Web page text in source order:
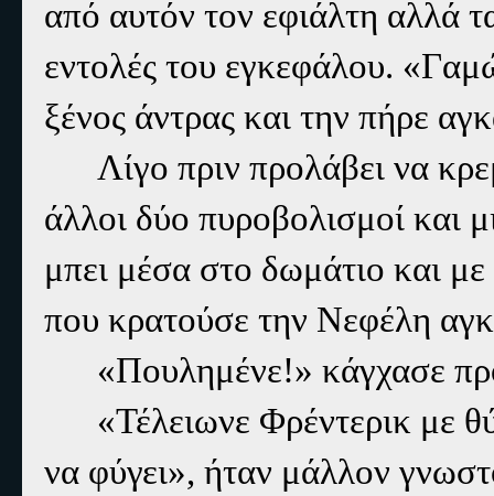
από αυτόν τον εφιάλτη αλλά
εντολές του εγκεφάλου.
ξένος άντρας και την πήρε
Λίγο πριν προλάβει να
άλλοι δύο πυροβολισμοί και
μπει μέσα στο δωμάτιο και
που κρατούσε την Νεφέλη
«Πουλημένε!» κάγχασε
«Τέλειωνε Φρέντερικ με
να φύγει», ήταν μάλλον